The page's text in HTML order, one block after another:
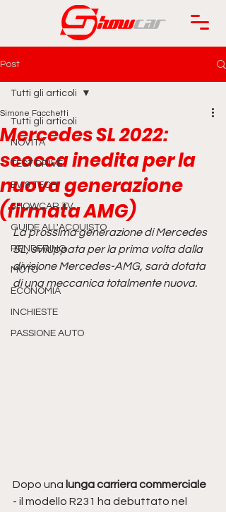
Post
Tutti gli articoli
NOVITÀ
TEST DRIVE
EV & TECH
SHOWCAR TV
GUIDE ALL'ACQUISTO
RENDERING
MOTO
ECONOMIA
INCHIESTE
PASSIONE AUTO
Tutti gli articoli
Mercedes SL 2022:
scocca inedita per la
nuova generazione
(firmata AMG)
Simone Facchetti
La prossima generazione di Mercedes
SL, sviluppata per la prima volta dalla
divisione Mercedes-AMG, sarà dotata
di una meccanica totalmente nuova.
Dopo una lunga carriera commerciale
- il modello R231 ha debuttato nel